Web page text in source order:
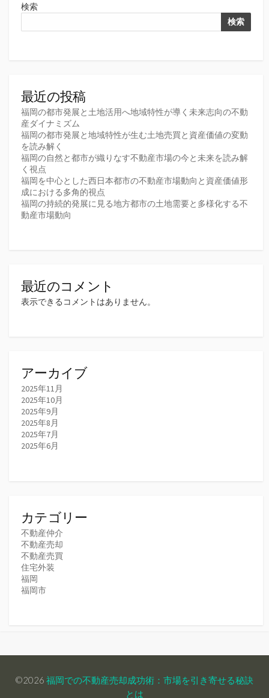
検索
検索
最近の投稿
福岡の都市発展と土地活用へ地域特性が導く未来志向の不動
産ダイナミズム
福岡の都市発展と地域特性が生む土地売買と資産価値の変動
を読み解く
福岡の自然と都市が織りなす不動産市場の今と未来を読み解
く視点
福岡を中心とした西日本都市の不動産市場動向と資産価値形
成における多角的視点
福岡の持続的発展に見る地方都市の土地需要と多様化する不
動産市場動向
最近のコメント
表示できるコメントはありません。
アーカイブ
2025年11月
2025年10月
2025年9月
2025年8月
2025年7月
2025年6月
カテゴリー
不動産仲介
不動産売却
不動産売買
住宅外装
福岡
福岡市
©2026 福岡での不動産売却成功術：市場を引き寄せる秘訣
とは